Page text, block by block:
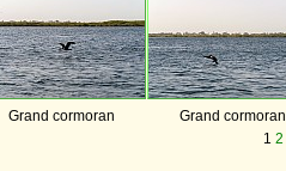
Grand cormoran Grand cormoran
1 2